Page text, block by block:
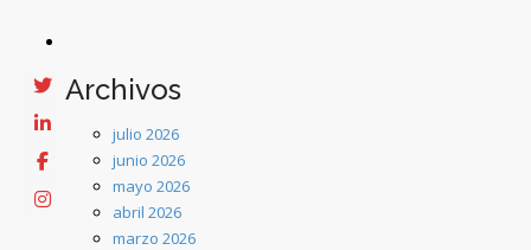
Archivos
julio 2026
junio 2026
mayo 2026
abril 2026
marzo 2026